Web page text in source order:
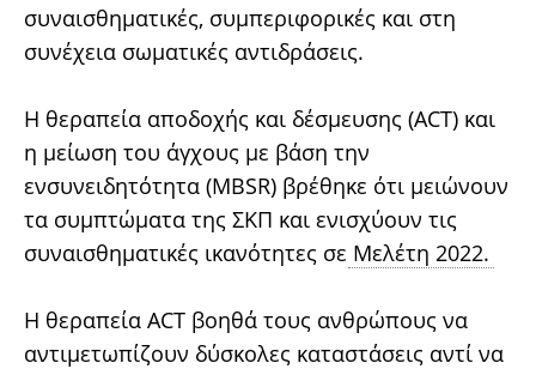
συναισθηματικές, συμπεριφορικές και στη
συνέχεια σωματικές αντιδράσεις.
Η θεραπεία αποδοχής και δέσμευσης (ACT) και
η μείωση του άγχους με βάση την
ενσυνειδητότητα (MBSR) βρέθηκε ότι μειώνουν
τα συμπτώματα της ΣΚΠ και ενισχύουν τις
συναισθηματικές ικανότητες σε Μελέτη 2022.
Η θεραπεία ACT βοηθά τους ανθρώπους να
αντιμετωπίζουν δύσκολες καταστάσεις αντί να